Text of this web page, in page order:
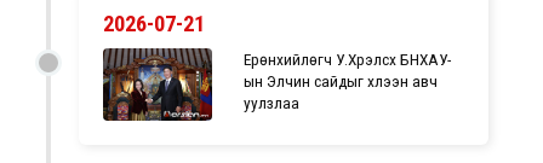
2026-07-21
Ерөнхийлөгч У.Хүрэлсүх БНХАУ-
ын Элчин сайдыг хүлээн авч
уулзлаа